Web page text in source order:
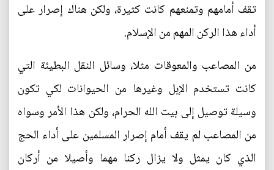
تقف أمامهم وتمنعهم كانت كثيرة، ولكن هناك إصرار على
أداء هذا الركن المهم من الإسلام.
من المصاعب والمعوقات مثلا، وسائل النقل البطيئة التي
كانت تستخدم الإبل وغيرها من الحيوانات لكي تكون
وسيلة توصيل إلى بيت الله الحرام، ولكن هذا الأمر وسواه
من المصاعب لم يقف أمام إصرار المسلمين على أداء الحج
الذي كان يمثل ولا يزال ركنا مهما وأصيلا من أركان